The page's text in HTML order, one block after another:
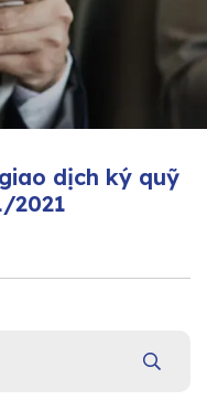
dịch ký quỹ
2021